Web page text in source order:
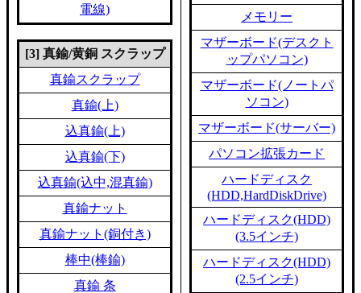
電線)
[3] 真鍮/黄銅 スクラップ
真鍮スクラップ
真鍮(上)
込真鍮(上)
込真鍮(下)
込真鍮(込中,混真鍮)
真鍮ナット
真鍮ナット(銅付き)
棒中(棒鍮)
真鍮 条
メモリー
マザーボード(デスクト
ップパソコン)
マザーボード(ノートパ
ソコン)
マザーボード(サーバー)
パソコン拡張カード
ハードディスク
(HDD,HardDiskDrive)
ハードディスク(HDD)
(3.5インチ)
ハードディスク(HDD)
(2.5インチ)